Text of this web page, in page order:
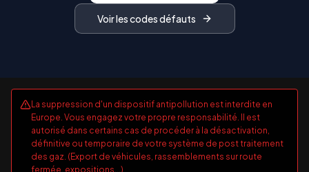
Voir les codes défauts
La suppression d'un dispositif antipollution est interdite en
Europe. Vous engagez votre propre responsabilité. Il est
autorisé dans certains cas de procéder à la désactivation,
définitive ou temporaire de votre système de post traitement
des gaz. (Export de véhicules, rassemblements sur route
fermée, expositions...)